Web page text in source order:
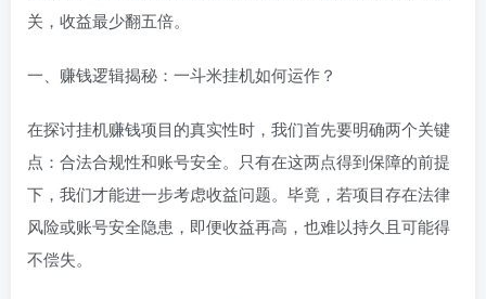
关，收益最少翻五倍。
一、赚钱逻辑揭秘：一斗米挂机如何运作？
在探讨挂机赚钱项目的真实性时，我们首先要明确两个关键
点：合法合规性和账号安全。只有在这两点得到保障的前提
下，我们才能进一步考虑收益问题。毕竟，若项目存在法律
风险或账号安全隐患，即便收益再高，也难以持久且可能得
不偿失。